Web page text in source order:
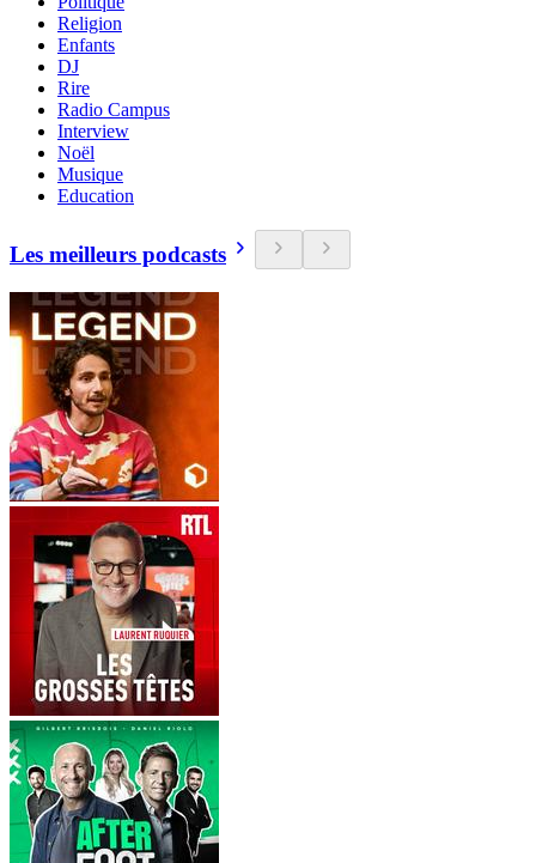
Religion
Enfants
DJ
Rire
Radio Campus
Interview
Noël
Musique
Education
Les meilleurs podcasts